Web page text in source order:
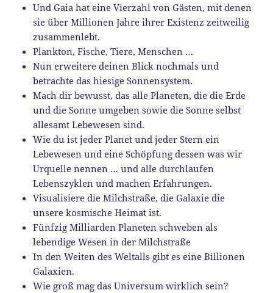
Und Gaia hat eine Vierzahl von Gästen, mit denen
sie über Millionen Jahre ihrer Existenz zeitweilig
zusammenlebt.
Plankton, Fische, Tiere, Menschen …
Nun erweitere deinen Blick nochmals und
betrachte das hiesige Sonnensystem.
Mach dir bewusst, das alle Planeten, die die Erde
und die Sonne umgeben sowie die Sonne selbst
allesamt Lebewesen sind.
Wie du ist jeder Planet und jeder Stern ein
Lebewesen und eine Schöpfung dessen was wir
Urquelle nennen … und alle durchlaufen
Lebenszyklen und machen Erfahrungen.
Visualisiere die Milchstraße, die Galaxie die
unsere kosmische Heimat ist.
Fünfzig Milliarden Planeten schweben als
lebendige Wesen in der Milchstraße
In den Weiten des Weltalls gibt es eine Billionen
Galaxien.
Wie groß mag das Universum wirklich sein?